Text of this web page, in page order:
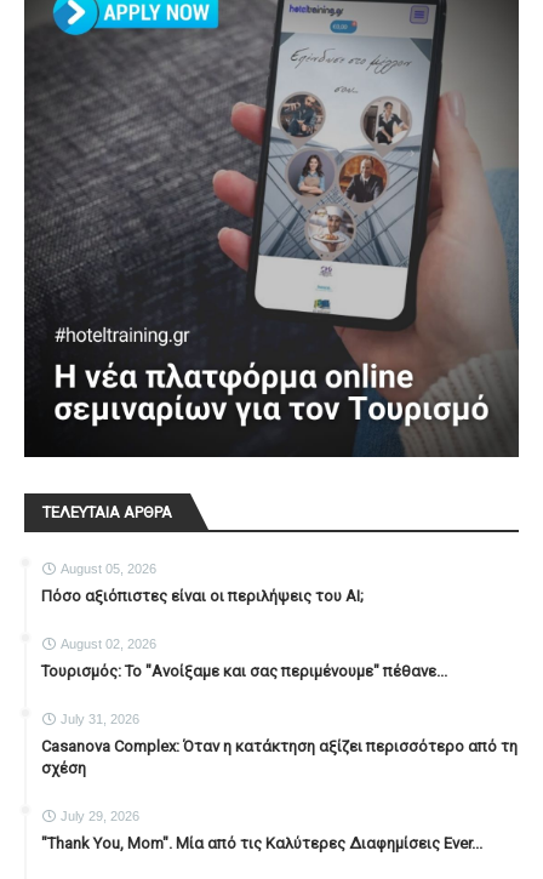
ΤΕΛΕΥΤΑΙΑ ΑΡΘΡΑ
August 05, 2026
Πόσο αξιόπιστες είναι οι περιλήψεις του ΑΙ;
August 02, 2026
Τουρισμός: Το "Ανοίξαμε και σας περιμένουμε" πέθανε...
July 31, 2026
Casanova Complex: Όταν η κατάκτηση αξίζει περισσότερο από τη
σχέση
July 29, 2026
"Thank You, Mοm". Μία από τις Καλύτερες Διαφημίσεις Ever...